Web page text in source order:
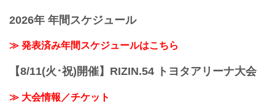
youtu.be
萩原 すごいワクワクしているというの
と、早く試合がしたいなという...
日時
定）/ 14:00開始（予定）
RIZIN FFオフィシャルサイトにてご案内
します。
2026年 年間スケジュール
≫ 発表済み年間スケジュールはこちら
【8/11(火･祝)開催】RIZIN.54 トヨタアリーナ大会
≫ 大会情報／チケット